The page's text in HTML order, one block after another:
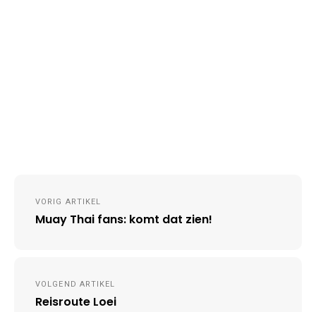
navigation
VORIG ARTIKEL
Muay Thai fans: komt dat zien!
VOLGEND ARTIKEL
Reisroute Loei